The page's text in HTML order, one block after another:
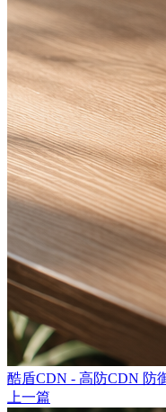
酷盾CDN - 高防CDN 防
上一篇